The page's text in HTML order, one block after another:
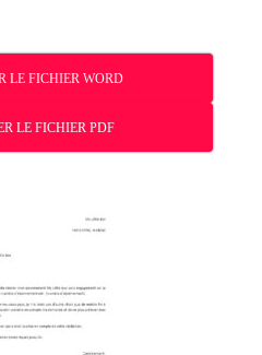
LE FICHIER WORD
LE FICHIER PDF